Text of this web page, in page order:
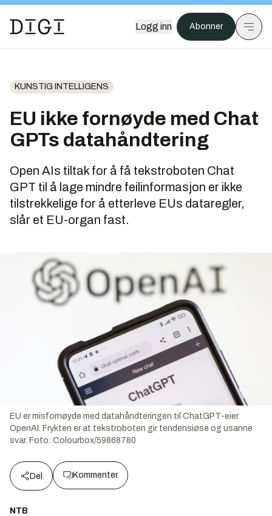
Logg inn Abonner
KUNSTIG INTELLIGENS
EU ikke fornøyde med Chat
GPTs datahåndtering
Open AIs tiltak for å få tekstroboten Chat
GPT til å lage mindre feilinformasjon er ikke
tilstrekkelige for å etterleve EUs dataregler,
slår et EU-organ fast.
EU er misfornøyde med datahåndteringen til ChatGPT-eier
OpenAI. Frykten er at tekstroboten gir tendensiøse og usanne
svar. Foto: Colourbox/59868780
Del Kommenter
NTB